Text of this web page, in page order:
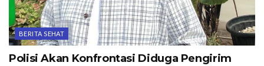
BERITA SEHAT
Polisi Akan Konfrontasi Diduga Pengirim